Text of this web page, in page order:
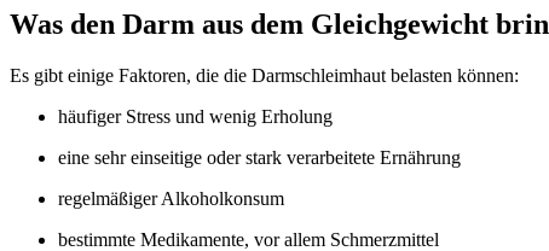
Was den Darm aus dem Gleichgewicht
Es gibt einige Faktoren, die die Darmschleimhaut belasten können:
häufiger Stress und wenig Erholung
eine sehr einseitige oder stark verarbeitete Ernährung
regelmäßiger Alkoholkonsum
bestimmte Medikamente, vor allem Schmerzmittel